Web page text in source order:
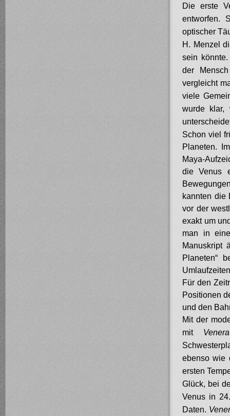
Die erste
entworfen.
optischer
H. Menzel
sein
der
vergleicht
viele
wurde klar,
Schon viel
Planeten.
Maya-
die Venus
kannten die
vor der
exakt um
man in
Manuskript
Planeten“
Für den
Positionen
und den
Mit der
mit
ebenso wie
ersten
Glück, bei
Venus in
Daten.